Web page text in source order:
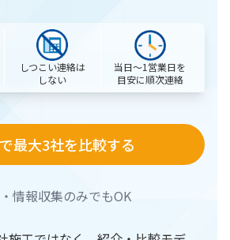
しつこい連絡は
しない
当日〜1営業日を
目安に順次連絡
最大3社を比較する
情報収集のみでもOK